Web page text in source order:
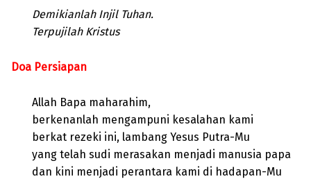
Demikianlah Injil Tuhan.
Terpujilah Kristus
Doa Persiapan
Allah Bapa maharahim,
berkenanlah mengampuni kesalahan kami
berkat rezeki ini, lambang Yesus Putra-Mu
yang telah sudi merasakan menjadi manusia papa
dan kini menjadi perantara kami di hadapan-Mu